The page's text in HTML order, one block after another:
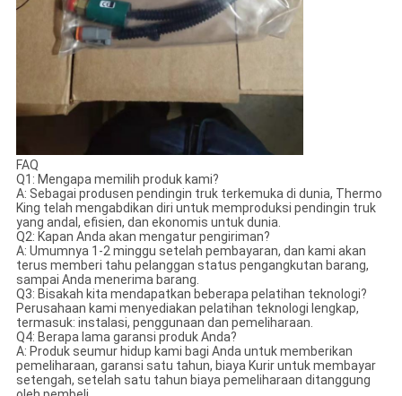
FAQ
Q1: Mengapa memilih produk kami?
A: Sebagai produsen pendingin truk terkemuka di dunia, Thermo
King telah mengabdikan diri untuk memproduksi pendingin truk
yang andal, efisien, dan ekonomis untuk dunia.
Q2: Kapan Anda akan mengatur pengiriman?
A: Umumnya 1-2 minggu setelah pembayaran, dan kami akan
terus memberi tahu pelanggan status pengangkutan barang,
sampai Anda menerima barang.
Q3: Bisakah kita mendapatkan beberapa pelatihan teknologi?
Perusahaan kami menyediakan pelatihan teknologi lengkap,
termasuk: instalasi, penggunaan dan pemeliharaan.
Q4: Berapa lama garansi produk Anda?
A: Produk seumur hidup kami bagi Anda untuk memberikan
pemeliharaan, garansi satu tahun, biaya Kurir untuk membayar
setengah, setelah satu tahun biaya pemeliharaan ditanggung